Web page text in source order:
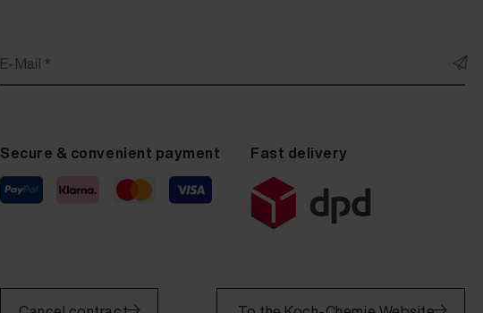
E-Mail *
Secure & convenient payment Fast delivery